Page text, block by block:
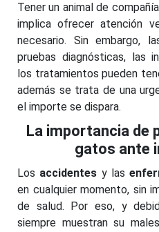
Tener un animal de
implica ofrecer atención
necesario. Sin embargo,
pruebas diagnósticas, las
los tratamientos pueden
además se trata de una
el importe se dispara.
La importancia de
gatos ante
Los accidentes y las
en cualquier momento, sin
de salud. Por eso, y
siempre muestran su